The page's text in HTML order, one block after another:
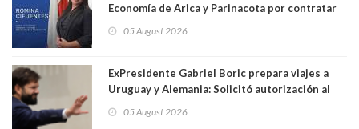
Economía de Arica y Parinacota por contratar
una militante de RN, detenida con 47 kilos de
05 August 2026
ExPresidente Gabriel Boric prepara viajes a
Uruguay y Alemania: Solicitó autorización al
05 August 2026